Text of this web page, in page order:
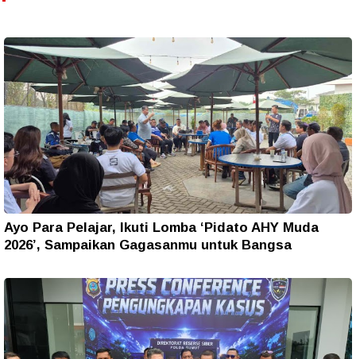
Ayo Para Pelajar, Ikuti Lomba ‘Pidato AHY Muda
2026’, Sampaikan Gagasanmu untuk Bangsa